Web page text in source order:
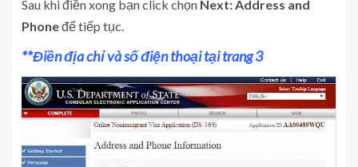
Sau khi điền xong bạn click chọn Next: Address and
Phoneđể tiếp tục.
**Điền địa chỉ và số điện thoại tại trang 3